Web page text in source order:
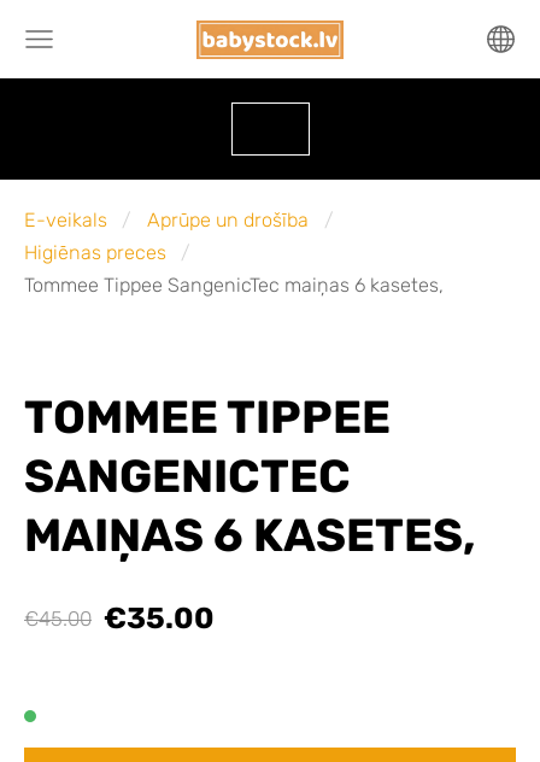
E-veikals
Aprūpe un drošība
Higiēnas preces
Tommee Tippee SangenicTec maiņas 6 kasetes,
TOMMEE TIPPEE
SANGENICTEC
MAIŅAS 6 KASETES,
€45.00 €35.00